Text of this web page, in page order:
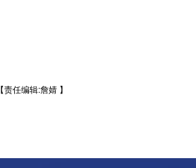
【责任编辑:詹婧 】